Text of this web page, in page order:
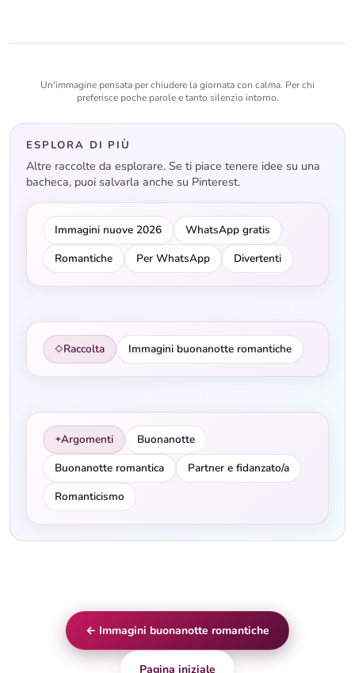
Un'immagine pensata per chiudere la giornata con calma. Per chi
preferisce poche parole e tanto silenzio intorno.
ESPLORA DI PIÙ
Altre raccolte da esplorare. Se ti piace tenere idee su una
bacheca, puoi salvarla anche su Pinterest.
Immagini nuove 2026
WhatsApp gratis
Romantiche
Per WhatsApp Divertenti
◇Raccolta Immagini buonanotte romantiche
✦Argomenti
Buonanotte
Buonanotte romantica
Partner e fidanzato/a
Romanticismo
← Immagini buonanotte romantiche
Pagina iniziale